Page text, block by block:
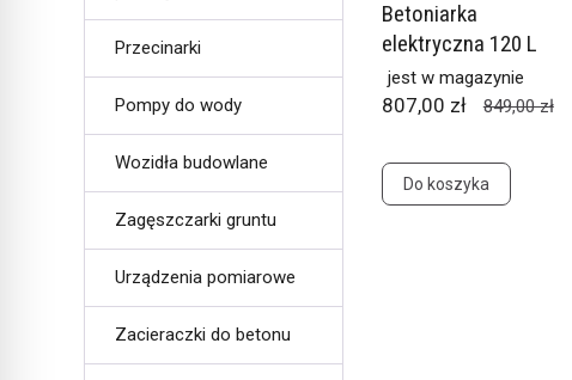
Betoniarka
elektryczna 120 L
jest w magazynie
807,00 zł 849,00 zł
Do koszyka
Przecinarki
Pompy do wody
Wozidła budowlane
Zagęszczarki gruntu
Urządzenia pomiarowe
Zacieraczki do betonu